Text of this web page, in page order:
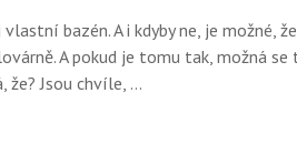
bazén. A i kdyby ne, je možné,
A pokud je tomu tak, možná
že? Jsou chvíle, …